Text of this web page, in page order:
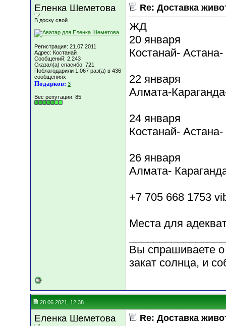
Еленка Шеметова
В доску свой
Регистрация: 21.07.2011
Адрес: Костанай
Сообщений: 2,243
Сказал(а) спасибо: 721
Поблагодарили 1,067 раз(а) в 436
сообщениях
Подарков: 3
Вес репутации: 85
Re: Доставка
ЖД
20 января
Костанай-
22 января
Алмата-
24 января
Костанай-
26 января
Алмата-
+7 705 668 1753
Места для
Вы спрашиваете
закат солнца, и
28.06.2021, 12:38
Еленка Шеметова Re: Доставка